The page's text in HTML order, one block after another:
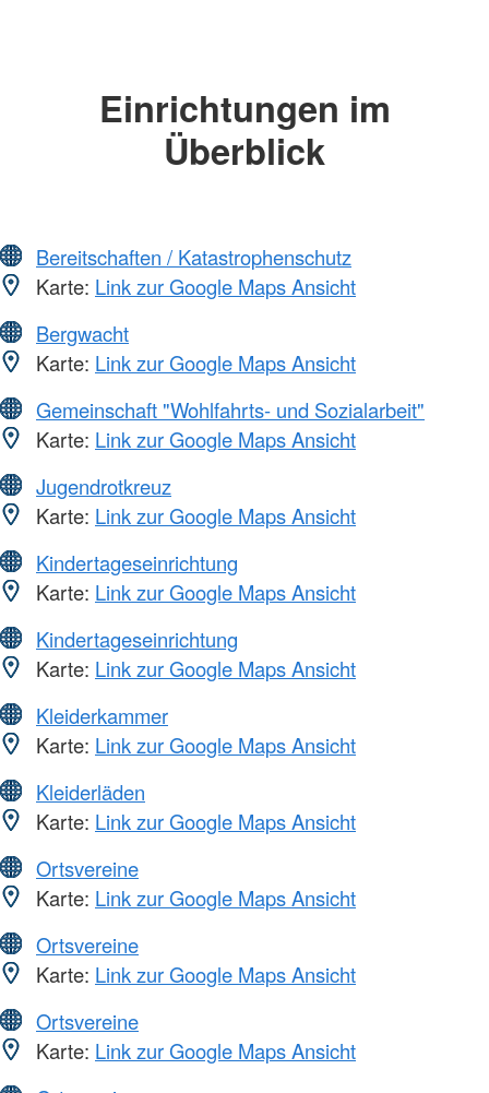
Einrichtungen im
Überblick
Bereitschaften / Katastrophenschutz
Karte: Link zur Google Maps Ansicht
Bergwacht
Karte: Link zur Google Maps Ansicht
Gemeinschaft "Wohlfahrts- und Sozialarbeit"
Karte: Link zur Google Maps Ansicht
Jugendrotkreuz
Karte: Link zur Google Maps Ansicht
Kindertageseinrichtung
Karte: Link zur Google Maps Ansicht
Kindertageseinrichtung
Karte: Link zur Google Maps Ansicht
Kleiderkammer
Karte: Link zur Google Maps Ansicht
Kleiderläden
Karte: Link zur Google Maps Ansicht
Ortsvereine
Karte: Link zur Google Maps Ansicht
Ortsvereine
Karte: Link zur Google Maps Ansicht
Ortsvereine
Karte: Link zur Google Maps Ansicht